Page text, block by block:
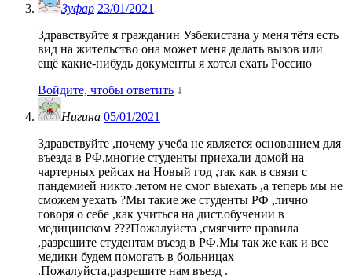
Зуфар 23/01/2021
Здравствуйте я гражданин Узбекистана у меня тётя есть
вид на жительство она может меня делать вызов или
ещё какие-нибудь документы я хотел ехать Россию
Войдите, чтобы ответить ↓
Нигина 05/01/2021
Здравствуйте ,почему учеба не является основанием для
въезда в РФ,многие студенты приехали домой на
чартерных рейсах на Новый год ,так как в связи с
пандемией никто летом не смог выехать ,а теперь мы не
сможем уехать ?Мы такие же студенты РФ ,лично
говоря о себе ,как учиться на дист.обучении в
медицинском ???Пожалуйста ,смягчите правила
,разрешите студентам въезд в РФ.Мы так же как и все
медики будем помогать в больницах
.Пожалуйста,разрешите нам въезд .